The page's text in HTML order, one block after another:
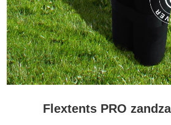
Flextents PRO